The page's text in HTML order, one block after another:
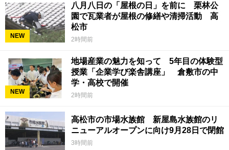
NEW
八月八日の「屋根の日」を前に 栗林公
園で瓦業者が屋根の修繕や清掃活動 高
松市
2時間前
NEW
地場産業の魅力を知って 5年目の体験型
授業「企業学び楽舎講座」 倉敷市の中
学・高校で開催
2時間前
高松市の市場水族館 新屋島水族館のリ
ニューアルオープンに向け9月28日で閉館
3時間前